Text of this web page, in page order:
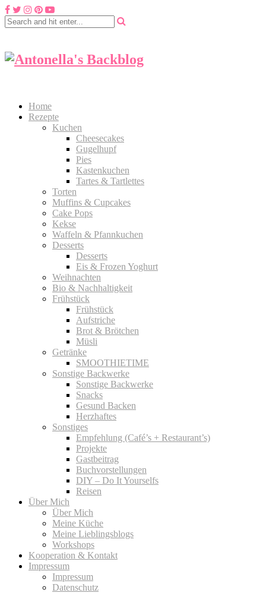
Home
Rezepte
Kuchen
Cheesecakes
Gugelhupf
Pies
Kastenkuchen
Tartes & Tartlettes
Torten
Muffins & Cupcakes
Cake Pops
Kekse
Waffeln & Pfannkuchen
Desserts
Desserts
Eis & Frozen Yoghurt
Weihnachten
Bio & Nachhaltigkeit
Frühstück
Frühstück
Aufstriche
Brot & Brötchen
Müsli
Getränke
SMOOTHIETIME
Sonstige Backwerke
Sonstige Backwerke
Snacks
Gesund Backen
Herzhaftes
Sonstiges
Empfehlung (Café’s + Restaurant’s)
Projekte
Gastbeitrag
Buchvorstellungen
DIY – Do It Yourselfs
Reisen
Über Mich
Über Mich
Meine Küche
Meine Lieblingsblogs
Workshops
Kooperation & Kontakt
Impressum
Impressum
Datenschutz